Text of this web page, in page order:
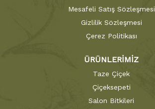
Mesafeli Satış Sözleşmesi
Gizlilik Sözleşmesi
Çerez Politikası
ÜRÜNLERİMİZ
Taze Çiçek
Çiçeksepeti
Salon Bitkileri